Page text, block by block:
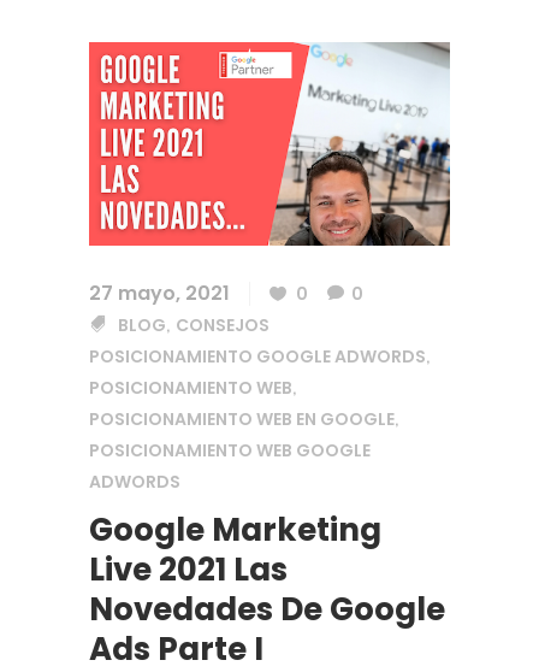
27 mayo, 2021 0
0
BLOG, CONSEJOS
POSICIONAMIENTO GOOGLE ADWORDS,
POSICIONAMIENTO WEB,
POSICIONAMIENTO WEB EN GOOGLE,
POSICIONAMIENTO WEB GOOGLE
ADWORDS
Google Marketing
Live 2021 Las
Novedades De Google
Ads Parte I